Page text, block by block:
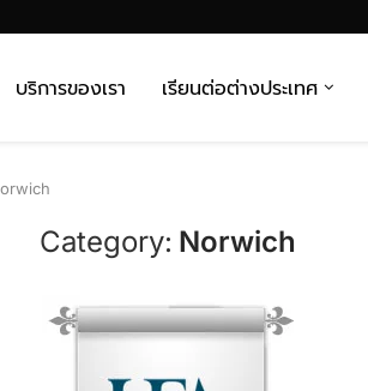
บริการของเรา เรียนต่อต่างประเทศ
Category: Norwich